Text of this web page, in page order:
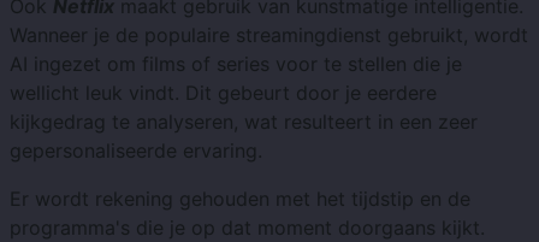
Ook Netflix maakt gebruik van kunstmatige intelligentie.
Wanneer je de populaire streamingdienst gebruikt, wordt
AI ingezet om films of series voor te stellen die je
wellicht leuk vindt. Dit gebeurt door je eerdere
kijkgedrag te analyseren, wat resulteert in een zeer
gepersonaliseerde ervaring.
Er wordt rekening gehouden met het tijdstip en de
programma's die je op dat moment doorgaans kijkt.